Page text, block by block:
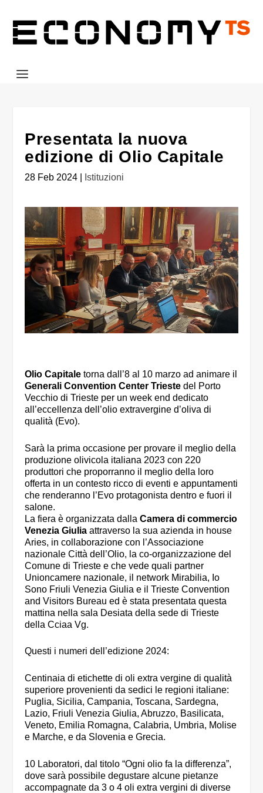
Presentata la nuova
edizione di Olio Capitale
28 Feb 2024 Istituzioni
Olio Capitale torna dall’8 al 10 marzo ad animare il
Generali Convention Center Trieste del Porto
Vecchio di Trieste per un week end dedicato
all’eccellenza dell’olio extravergine d’oliva di
qualità (Evo).
Sarà la prima occasione per provare il meglio della
produzione olivicola italiana 2023 con 220
produttori che proporranno il meglio della loro
offerta in un contesto ricco di eventi e appuntamenti
che renderanno l’Evo protagonista dentro e fuori il
salone.
La fiera è organizzata dallaCamera di commercio
Venezia Giulia attraverso la sua azienda in house
Aries, in collaborazione con l’Associazione
nazionale Città dell’Olio, la co-organizzazione del
Comune di Trieste e che vede quali partner
Unioncamere nazionale, il network Mirabilia, Io
Sono Friuli Venezia Giulia e il Trieste Convention
and Visitors Bureau ed è stata presentata questa
mattina nella sala Desiata della sede di Trieste
della Cciaa Vg.
Questi i numeri dell’edizione 2024:
Centinaia di etichette di oli extra vergine di qualità
superiore provenienti da sedici le regioni italiane:
Puglia, Sicilia, Campania, Toscana, Sardegna,
Lazio, Friuli Venezia Giulia, Abruzzo, Basilicata,
Veneto, Emilia Romagna, Calabria, Umbria, Molise
e Marche, e da Slovenia e Grecia.
10 Laboratori, dal titolo “Ogni olio fa la differenza”,
dove sarà possibile degustare alcune pietanze
accompagnate da 3 o 4 oli extra vergini di diverse